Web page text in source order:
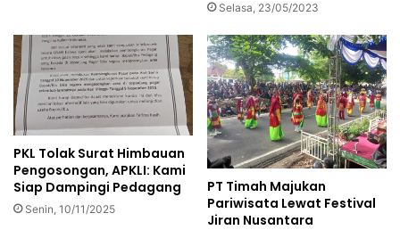
Selasa, 23/05/2023
PKL Tolak Surat Himbauan
Pengosongan, APKLI: Kami
Siap Dampingi Pedagang
Senin, 10/11/2025
PT Timah Majukan
Pariwisata Lewat Festival
Jiran Nusantara